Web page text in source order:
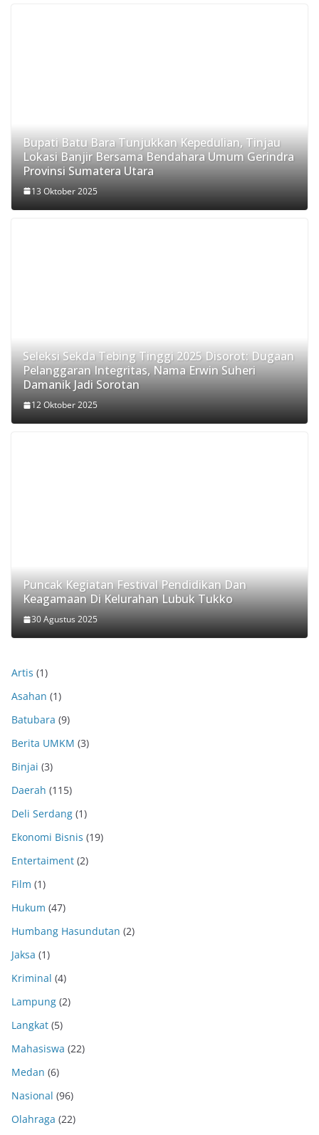
Bupati Batu Bara Tunjukkan Kepedulian, Tinjau
Lokasi Banjir Bersama Bendahara Umum Gerindra
Provinsi Sumatera Utara
13 Oktober 2025
Seleksi Sekda Tebing Tinggi 2025 Disorot: Dugaan
Pelanggaran Integritas, Nama Erwin Suheri
Damanik Jadi Sorotan
12 Oktober 2025
Puncak Kegiatan Festival Pendidikan Dan
Keagamaan Di Kelurahan Lubuk Tukko
30 Agustus 2025
Artis (1)
Asahan (1)
Batubara (9)
Berita UMKM (3)
Binjai (3)
Daerah (115)
Deli Serdang (1)
Ekonomi Bisnis (19)
Entertaiment (2)
Film (1)
Hukum (47)
Humbang Hasundutan (2)
Jaksa (1)
Kriminal (4)
Lampung (2)
Langkat (5)
Mahasiswa (22)
Medan (6)
Nasional (96)
Olahraga (22)